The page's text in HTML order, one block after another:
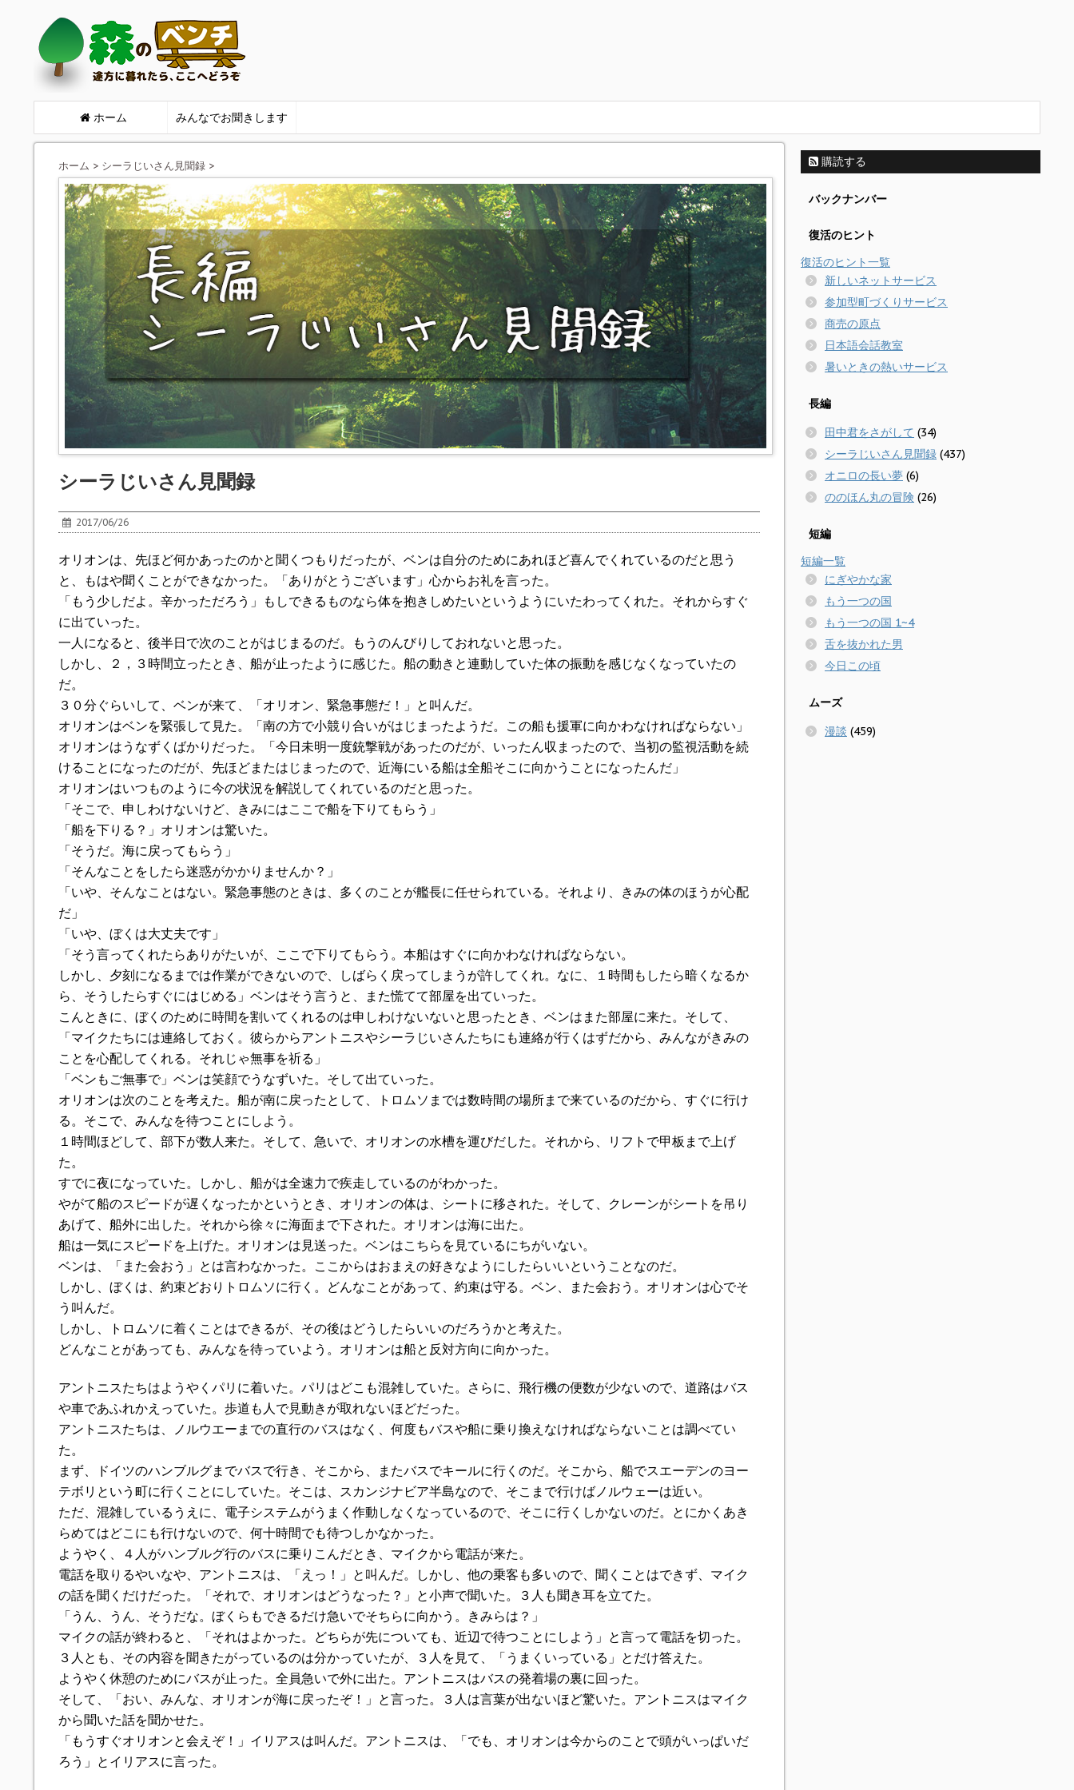
ホーム みんなでお聞きします
ホーム > シーラじいさん見聞録 >
シーラじいさん見聞録
2017/06/26
オリオンは、先ほど何かあったのかと聞くつもりだったが、ベンは自分のためにあれほど喜んでくれているのだと思う
と、もはや聞くことができなかった。「ありがとうございます」心からお礼を言った。
「もう少しだよ。辛かっただろう」もしできるものなら体を抱きしめたいというようにいたわってくれた。それからすぐ
に出ていった。
一人になると、後半日で次のことがはじまるのだ。もうのんびりしておれないと思った。
しかし、２，３時間立ったとき、船が止ったように感じた。船の動きと連動していた体の振動を感じなくなっていたの
だ。
３０分ぐらいして、ベンが来て、「オリオン、緊急事態だ！」と叫んだ。
オリオンはベンを緊張して見た。「南の方で小競り合いがはじまったようだ。この船も援軍に向かわなければならない」
オリオンはうなずくばかりだった。「今日未明一度銃撃戦があったのだが、いったん収まったので、当初の監視活動を続
けることになったのだが、先ほどまたはじまったので、近海にいる船は全船そこに向かうことになったんだ」
オリオンはいつものように今の状況を解説してくれているのだと思った。
「そこで、申しわけないけど、きみにはここで船を下りてもらう」
「船を下りる？」オリオンは驚いた。
「そうだ。海に戻ってもらう」
「そんなことをしたら迷惑がかかりませんか？」
「いや、そんなことはない。緊急事態のときは、多くのことが艦長に任せられている。それより、きみの体のほうが心配
だ」
「いや、ぼくは大丈夫です」
「そう言ってくれたらありがたいが、ここで下りてもらう。本船はすぐに向かわなければならない。
しかし、夕刻になるまでは作業ができないので、しばらく戻ってしまうが許してくれ。なに、１時間もしたら暗くなるか
ら、そうしたらすぐにはじめる」ベンはそう言うと、また慌てて部屋を出ていった。
こんときに、ぼくのために時間を割いてくれるのは申しわけないないと思ったとき、ベンはまた部屋に来た。そして、
「マイクたちには連絡しておく。彼らからアントニスやシーラじいさんたちにも連絡が行くはずだから、みんながきみの
ことを心配してくれる。それじゃ無事を祈る」
「ベンもご無事で」ベンは笑顔でうなずいた。そして出ていった。
オリオンは次のことを考えた。船が南に戻ったとして、トロムソまでは数時間の場所まで来ているのだから、すぐに行け
る。そこで、みんなを待つことにしよう。
１時間ほどして、部下が数人来た。そして、急いで、オリオンの水槽を運びだした。それから、リフトで甲板まで上げ
た。
すでに夜になっていた。しかし、船がは全速力で疾走しているのがわかった。
やがて船のスピードが遅くなったかというとき、オリオンの体は、シートに移された。そして、クレーンがシートを吊り
あげて、船外に出した。それから徐々に海面まで下された。オリオンは海に出た。
船は一気にスピードを上げた。オリオンは見送った。ベンはこちらを見ているにちがいない。
ベンは、「また会おう」とは言わなかった。ここからはおまえの好きなようにしたらいいということなのだ。
しかし、ぼくは、約束どおりトロムソに行く。どんなことがあって、約束は守る。ベン、また会おう。オリオンは心でそ
う叫んだ。
しかし、トロムソに着くことはできるが、その後はどうしたらいいのだろうかと考えた。
どんなことがあっても、みんなを待っていよう。オリオンは船と反対方向に向かった。
アントニスたちはようやくパリに着いた。パリはどこも混雑していた。さらに、飛行機の便数が少ないので、道路はバス
や車であふれかえっていた。歩道も人で見動きが取れないほどだった。
アントニスたちは、ノルウエーまでの直行のバスはなく、何度もバスや船に乗り換えなければならないことは調べてい
た。
まず、ドイツのハンブルグまでバスで行き、そこから、またバスでキールに行くのだ。そこから、船でスエーデンのヨー
テボリという町に行くことにしていた。そこは、スカンジナビア半島なので、そこまで行けばノルウェーは近い。
ただ、混雑しているうえに、電子システムがうまく作動しなくなっているので、そこに行くしかないのだ。とにかくあき
らめてはどこにも行けないので、何十時間でも待つしかなかった。
ようやく、４人がハンブルグ行のバスに乗りこんだとき、マイクから電話が来た。
電話を取りるやいなや、アントニスは、「えっ！」と叫んだ。しかし、他の乗客も多いので、聞くことはできず、マイク
の話を聞くだけだった。「それで、オリオンはどうなった？」と小声で聞いた。３人も聞き耳を立てた。
「うん、うん、そうだな。ぼくらもできるだけ急いでそちらに向かう。きみらは？」
マイクの話が終わると、「それはよかった。どちらが先についても、近辺で待つことにしよう」と言って電話を切った。
３人とも、その内容を聞きたがっているのは分かっていたが、３人を見て、「うまくいっている」とだけ答えた。
ようやく休憩のためにバスが止った。全員急いで外に出た。アントニスはバスの発着場の裏に回った。
そして、「おい、みんな、オリオンが海に戻ったぞ！」と言った。３人は言葉が出ないほど驚いた。アントニスはマイク
から聞いた話を聞かせた。
「もうすぐオリオンと会えぞ！」イリアスは叫んだ。アントニスは、「でも、オリオンは今からのことで頭がいっぱいだ
ろう」とイリアスに言った。
購読する
バックナンバー
復活のヒント
復活のヒント一覧
新しいネットサービス
参加型町づくりサービス
商売の原点
日本語会話教室
暑いときの熱いサービス
長編
田中君をさがして (34)
シーラじいさん見聞録 (437)
オニロの長い夢 (6)
ののほん丸の冒険 (26)
短編
短編一覧
にぎやかな家
もう一つの国
もう一つの国 1~4
舌を抜かれた男
今日この頃
ムーズ
漫談 (459)